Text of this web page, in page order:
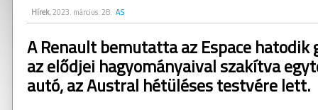
Hírek, 2023. március. 28. AS
A Renault bemutatta az Espace hatodik
az elődjei hagyományaival szakítva
autó, az Austral hétüléses testvére lett.